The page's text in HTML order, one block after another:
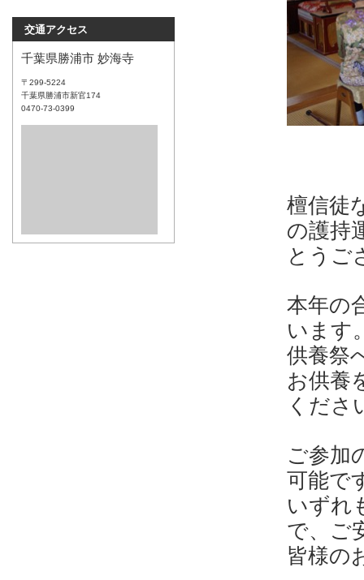
檀信徒
の護持
とうご
本年の
います
供養祭
お供養
くださ
ご参加
可能で
いずれ
で、ご
皆様の
交通アクセス
千葉県勝浦市 妙海寺
〒299-5224
千葉県勝浦市新官174
0470-73-0399